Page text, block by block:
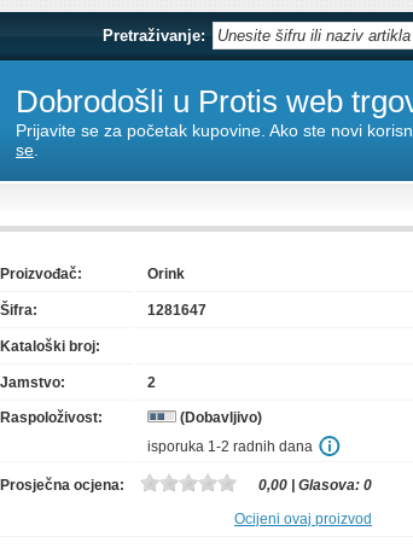
Pretraživanje:
Dobrodošli u Protis web
Prijavite se za početak kupovine. Ako ste novi
se
Proizvođač: Orink
Šifra: 1281647
Kataloški broj:
Jamstvo: 2
Raspoloživost:
(Dobavljivo)
isporuka 1-2 radnih dana
Prosječna ocjena: 0,00 | Glasova: 0
Ocijeni ovaj proizvod